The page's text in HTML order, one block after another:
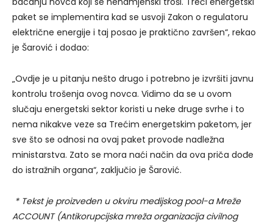
paket se implementira kad se usvoji Zakon o regulatoru
električne energije i taj posao je praktično završen“, rekao
je Šarović i dodao:
„Ovdje je u pitanju nešto drugo i potrebno je izvršiti javnu
kontrolu trošenja ovog novca. Vidimo da se u ovom
slučaju energetski sektor koristi u neke druge svrhe i to
nema nikakve veze sa Trećim energetskim paketom, jer
sve što se odnosi na ovaj paket provode nadležna
ministarstva. Zato se mora naći način da ova priča dođe
do istražnih organa“, zaključio je Šarović.
* Tekst je proizveden u okviru medijskog pool-a Mreže
ACCOUNT (Antikorupcijska mreža organizacija civilnog